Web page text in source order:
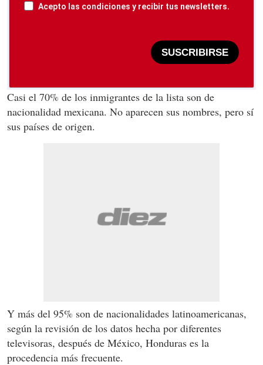
Acepto las condiciones y recibir tus newsletters.
SUSCRIBIRSE
Casi el 70% de los inmigrantes de la lista son de
nacionalidad mexicana. No aparecen sus nombres, pero sí
sus países de origen.
Y más del 95% son de nacionalidades latinoamericanas,
según la revisión de los datos hecha por diferentes
televisoras, después de México, Honduras es la
procedencia más frecuente.